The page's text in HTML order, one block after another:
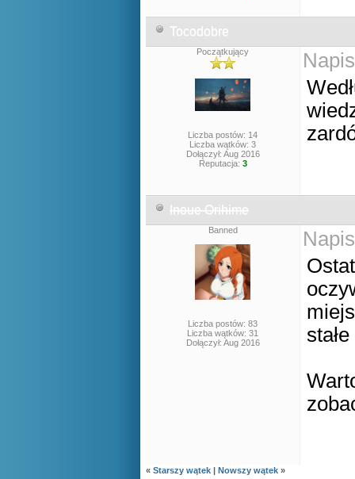
Tocodobre
Początkujący
Liczba postów: 14
Liczba wątków: 3
Dołączył: Aug 2016
Reputacja: 3
Inoue Orihime
Banned
Liczba postów: 83
Liczba wątków: 31
Dołączył: Aug 2016
« Starszy wątek | Nowszy wątek »